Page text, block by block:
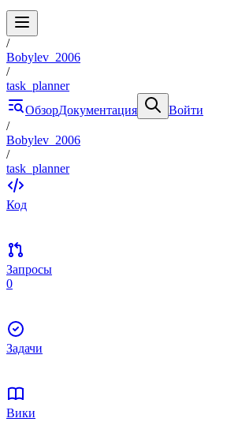
/
Bobylev_2006
/
task_planner
ОбзорДокументация
Войти
/
Bobylev_2006
/
task_planner
Код
Запросы
0
Задачи
Вики